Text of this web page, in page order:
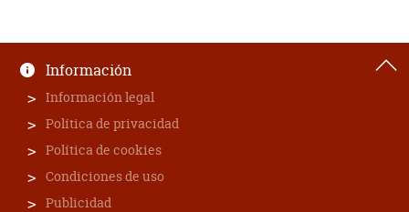
Información
Información legal
Política de privacidad
Política de cookies
Condiciones de uso
Publicidad